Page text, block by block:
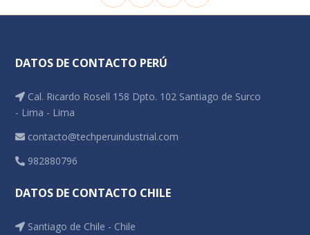
DATOS DE CONTACTO PERÚ
Cal. Ricardo Rosell 158 Dpto. 102 Santiago de Surco
- Lima - Lima
contacto@techperuindustrial.com
982880796
DATOS DE CONTACTO CHILE
Santiago de Chile - Chile